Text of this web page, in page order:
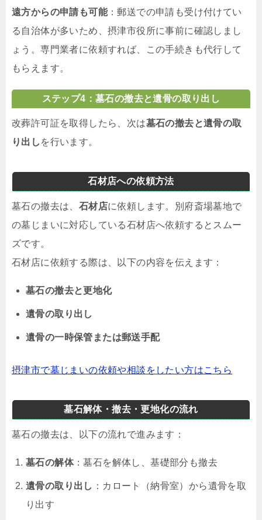
遠方からの申請も可能：郵送での申請も受け付けてい
る自治体が多いため、摂津市役所に事前に確認しまし
ょう。専門業者に依頼すれば、この手続きも代行して
もらえます。
ステップ4：墓石の撤去と遺骨の取り出し
改葬許可証を取得したら、次は墓石の撤去と遺骨の取
り出し を行います。
石材店への依頼方法
墓石の撤去は、 石材店に依頼します。別府斎場墓地で
の墓じまいに対応している石材店へ依頼するとスムー
ズです。
石材店に依頼する際は、以下の内容を伝えます：
墓石の撤去と更地化
遺骨の取り出し
遺骨の一時保管または郵送手配
摂津市で墓じまいの依頼や相談をしたい方はこちら
墓石解体・撤去・更地化の流れ
墓石の撤去は、以下の流れで進みます：
墓石の解体：墓石を解体し、基礎部分も撤去
遺骨の取り出し ：カロート（納骨室）から遺骨を取
り出す